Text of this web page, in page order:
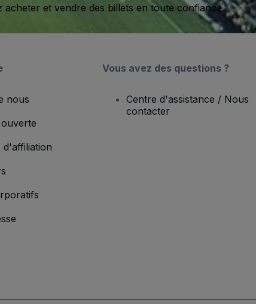
et vendre des billets en toute confiance.
nous
d'affiliation
Vous avez des questions ?
Centre d'assistance / Nous
contacter